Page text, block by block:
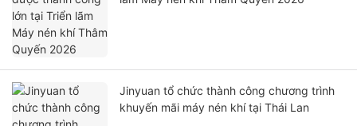
Jinyuan tổ chức thành công chương trình
khuyến mãi máy nén khí tại Thái Lan